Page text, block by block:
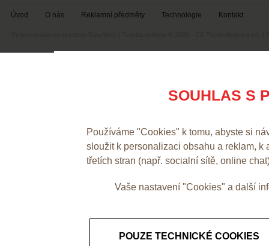
SOUHLAS S
Používáme "Cookies" k tomu, abyste si
sloužit k personalizaci obsahu a reklam,
třetích stran (např. socialní sítě, online
Vaše nastavení "Cookies" a další
POUZE TECHNICKÉ COOKIES
Úvod O nás Reklamní předměty Technologie Kontakt